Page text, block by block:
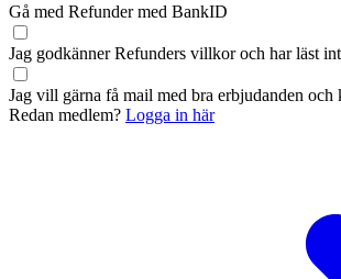
Gå med Refunder med BankID
Jag godkänner Refunders villkoroch har läst
Jag vill gärna få mail med bra erbjudanden och
Redan medlem? Logga in här